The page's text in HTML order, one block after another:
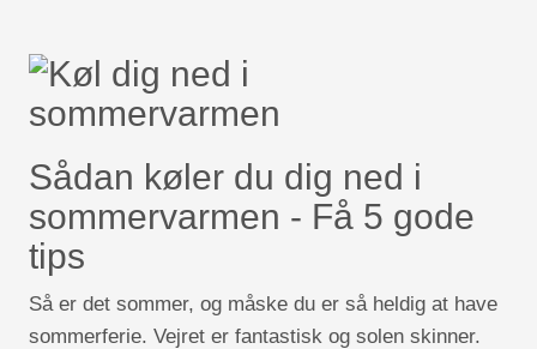
Sådan køler du dig ned i
sommervarmen - Få 5 gode
tips
Så er det sommer, og måske du er så heldig at have
sommerferie. Vejret er fantastisk og solen skinner.